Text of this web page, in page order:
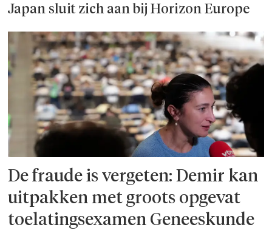
Japan sluit zich aan bij Horizon Europe
De fraude is vergeten: Demir kan
uitpakken met groots opgevat
toelatingsexamen Geneeskunde